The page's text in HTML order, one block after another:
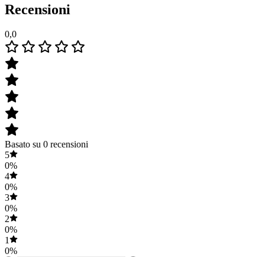
Recensioni
0,0
Basato su 0 recensioni
5
0%
4
0%
3
0%
2
0%
1
0%